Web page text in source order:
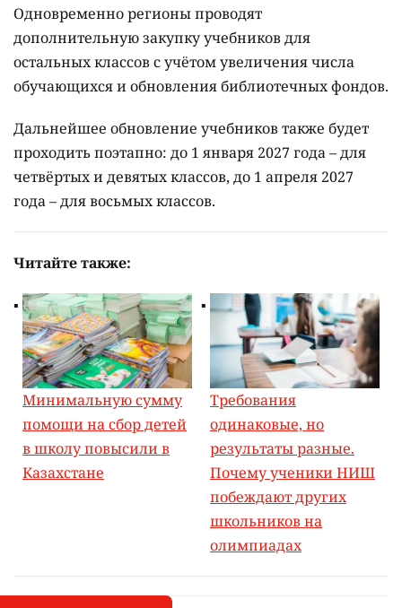
Одновременно регионы проводят
дополнительную закупку учебников для
остальных классов с учётом увеличения числа
обучающихся и обновления библиотечных фондов.
Дальнейшее обновление учебников также будет
проходить поэтапно: до 1 января 2027 года – для
четвёртых и девятых классов, до 1 апреля 2027
года – для восьмых классов.
Читайте также:
Минимальную сумму
помощи на сбор детей
в школу повысили в
Казахстане
Требования
одинаковые, но
результаты разные.
Почему ученики НИШ
побеждают других
школьников на
олимпиадах